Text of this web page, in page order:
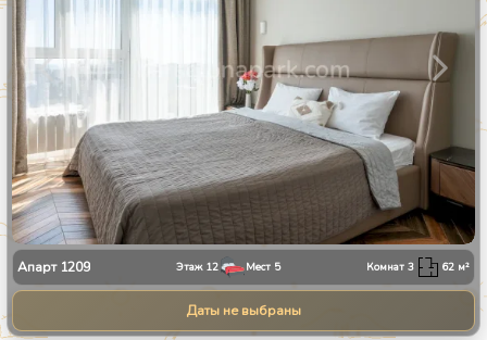
Апарт 1209 Этаж 12 Мест 5 Комнат3 62 м²
Даты не выбраны